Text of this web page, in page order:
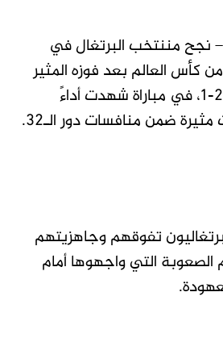
نجح مننتخب البرتغال في
التأهل إلى دور الـ16 من كأس العالم بعد فوزه المثير
على كرواتيا بنتيجة 2-1، في مباراة شهدت أداءً
ضمن منافسات دور الـ32.
تفوقهم وجاهزيتهم
الصعوبة التي واجهوها أمام